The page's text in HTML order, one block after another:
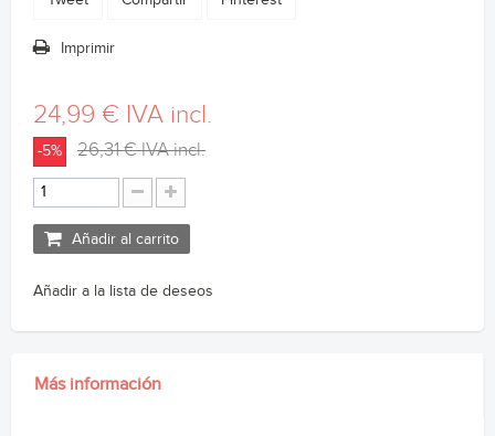
Imprimir
24,99 € IVA incl.
-5% 26,31 €IVA incl.
Añadir al carrito
Añadir a la lista de deseos
Más información